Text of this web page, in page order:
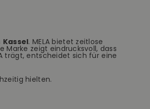
Kassel. MELA bietet zeitlose
Marke zeigt eindrucksvoll, dass
trägt, entscheidet sich für eine
hielten.